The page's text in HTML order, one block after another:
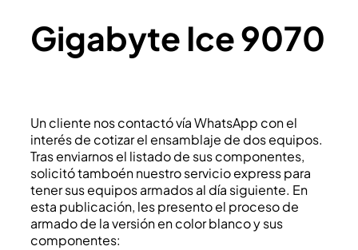
Gigabyte Ice 9070
Un cliente nos contactó vía WhatsApp con el
interés de cotizar el ensamblaje de dos equipos.
Tras enviarnos el listado de sus componentes,
solicitó tamboén nuestro servicio express para
tener sus equipos armados al día siguiente. En
esta publicación, les presento el proceso de
armado de la versión en color blanco y sus
componentes: